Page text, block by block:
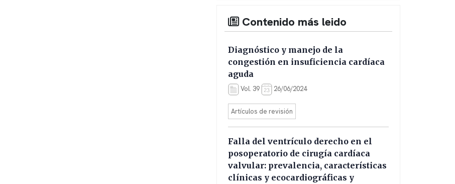
Contenido más leido
Diagnóstico y manejo de la
congestión en insuficiencia cardíaca
aguda
Vol. 39 26/06/2024
Artículos de revisión
Falla del ventrículo derecho en el
posoperatorio de cirugía cardíaca
valvular: prevalencia, características
clínicas y ecocardiográficas y